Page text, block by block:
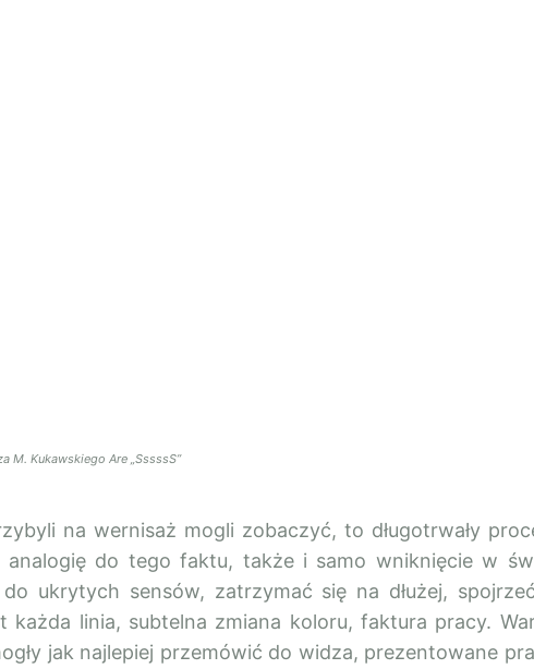
M. Kukawskiego Are „SssssS”
na wernisaż mogli zobaczyć, to długotrwały
do tego faktu, także i samo wniknięcie w
ukrytych sensów, zatrzymać się na dłużej,
każda linia, subtelna zmiana koloru, faktura pracy.
jak najlepiej przemówić do widza, prezentowane